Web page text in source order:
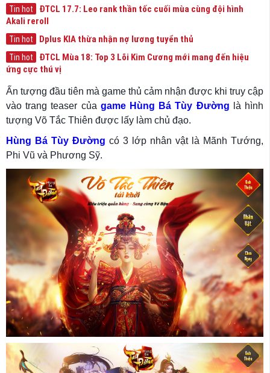
Tin hot
ĐTCL 17.7: Leo rank thần tốc cuối mùa cùng đội hình
Akali reroll
Tin hot Dplus KIA thừa nhận nợ lương tuyển thủ
Tin hot
ĐTCL Mùa 18: Top 3 Lõi Kim Cương mới mang đến hiệu
ứng cực thú vị
Ấn tượng đầu tiên mà game thủ cảm nhận được khi truy cập
vào trang teaser của game Hùng Bá Tùy Đường là hình
tượng Võ Tắc Thiên được lấy làm chủ đạo.
Hùng Bá Tùy Đường có 3 lớp nhân vật là Mãnh Tướng,
Phi Vũ và Phương Sỹ.